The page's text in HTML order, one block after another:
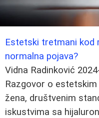
Estetski tretmani kod
normalna pojava?
Vidna Radinković
Razgovor o
žena, društvenim
iskustvima sa